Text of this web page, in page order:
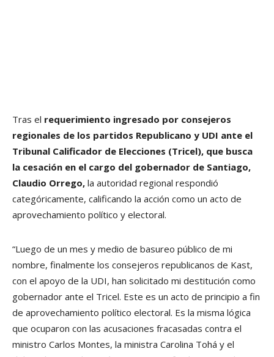
Tras el requerimiento ingresado por consejeros
regionales de los partidos Republicano y UDI ante el
Tribunal Calificador de Elecciones (Tricel), que busca
la cesación en el cargo del gobernador de Santiago,
Claudio Orrego, la autoridad regional respondió
categóricamente, calificando la acción como un acto de
aprovechamiento político y electoral.
“Luego de un mes y medio de basureo público de mi
nombre, finalmente los consejeros republicanos de Kast,
con el apoyo de la UDI, han solicitado mi destitución como
gobernador ante el Tricel. Este es un acto de principio a fin
de aprovechamiento político electoral. Es la misma lógica
que ocuparon con las acusaciones fracasadas contra el
ministro Carlos Montes, la ministra Carolina Tohá y el